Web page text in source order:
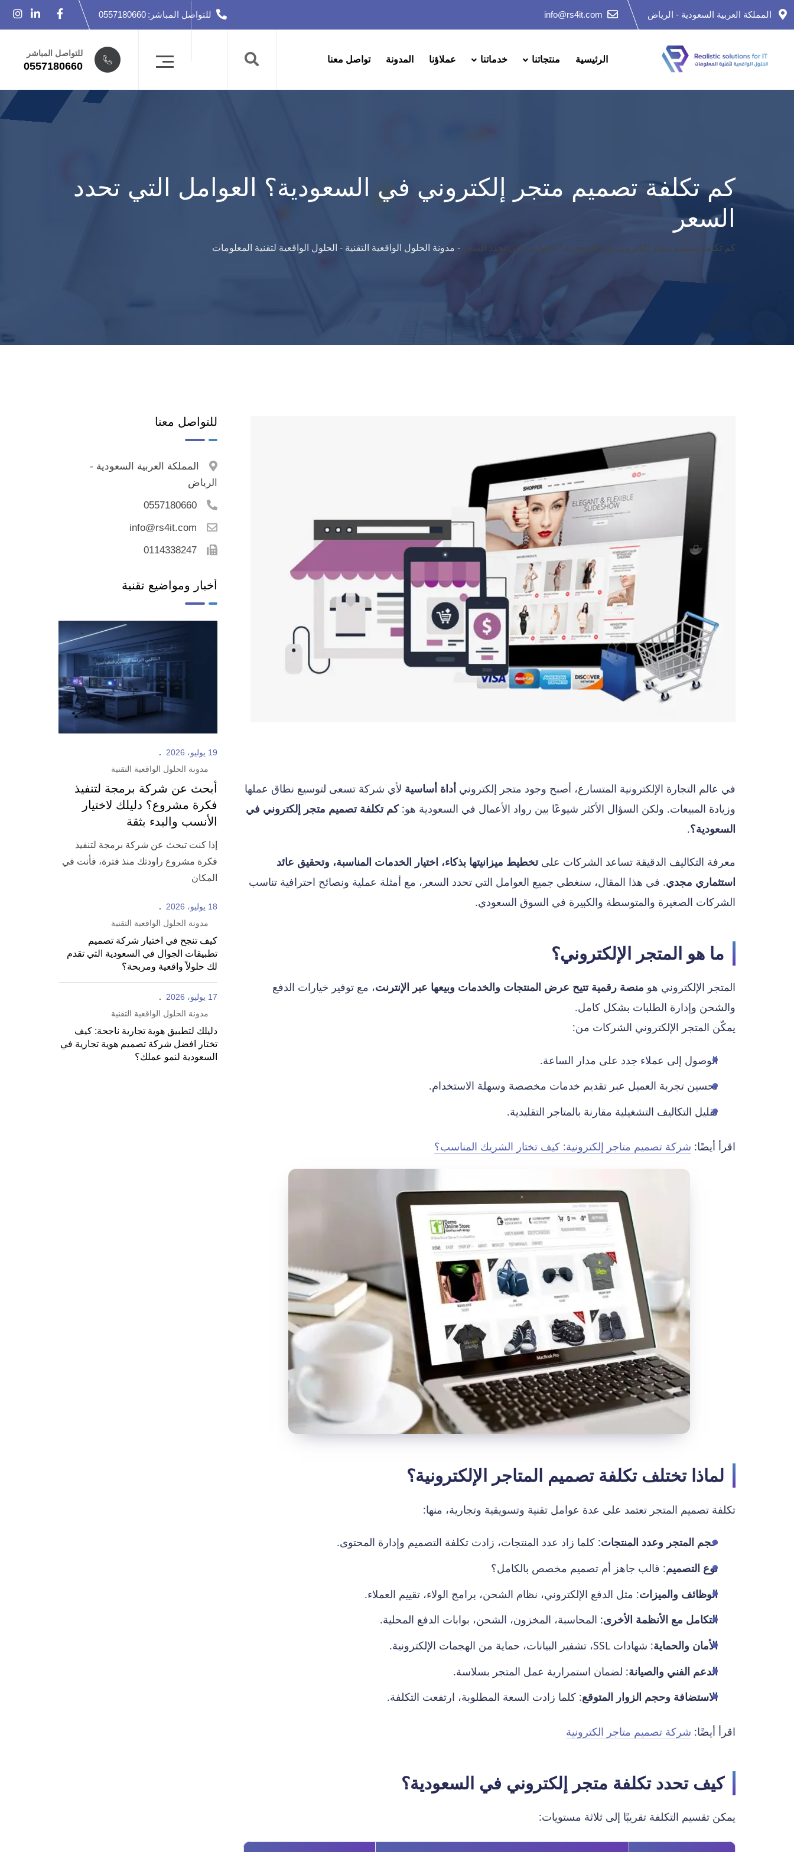
Skip
المملكة العربية السعودية - الرياض info@rs4it.com للتواصل المباشر: 0557180660
الرئيسية منتجاتنا خدماتنا عملاؤنا المدونة تواصل معنا
للتواصل المباشر
0557180660
كم تكلفة تصميم متجر إلكتروني في السعودية؟ العوامل التي تحدد
السعر
كم تكلفة تصميم متجر إلكتروني في السعودية؟ العوامل التي تحدد السعر - مدونة الحلول الواقعية التقنية - الحلول الواقعية لتقنية المعلومات
في عالم التجارة الإلكترونية المتسارع، أصبح وجود متجر إلكتروني أداة أساسية لأي شركة تسعى لتوسيع نطاق عملها
وزيادة المبيعات. ولكن السؤال الأكثر شيوعًا بين رواد الأعمال في السعودية هو:كم تكلفة تصميم متجر إلكتروني في
السعودية؟.
معرفة التكاليف الدقيقة تساعد الشركات علىتخطيط ميزانيتها بذكاء، اختيار الخدمات المناسبة، وتحقيق عائد
استثماري مجدي. في هذا المقال، سنغطي جميع العوامل التي تحدد السعر، مع أمثلة عملية ونصائح احترافية تناسب
الشركات الصغيرة والمتوسطة والكبيرة في السوق السعودي.
ما هو المتجر الإلكتروني؟
المتجر الإلكتروني هو منصة رقمية تتيح عرض المنتجات والخدمات وبيعها عبر الإنترنت، مع توفير خيارات الدفع
والشحن وإدارة الطلبات بشكل كامل.
يمكّن المتجر الإلكتروني الشركات من:
الوصول إلى عملاء جدد على مدار الساعة.
تحسين تجربة العميل عبر تقديم خدمات مخصصة وسهلة الاستخدام.
تقليل التكاليف التشغيلية مقارنة بالمتاجر التقليدية.
اقرأ أيضًا: شركة تصميم متاجر إلكترونية: كيف تختار الشريك المناسب؟
لماذا تختلف تكلفة تصميم المتاجر الإلكترونية؟
تكلفة تصميم المتجر تعتمد على عدة عوامل تقنية وتسويقية وتجارية، منها:
حجم المتجر وعدد المنتجات: كلما زاد عدد المنتجات، زادت تكلفة التصميم وإدارة المحتوى.
نوع التصميم: قالب جاهز أم تصميم مخصص بالكامل؟
الوظائف والميزات: مثل الدفع الإلكتروني، نظام الشحن، برامج الولاء، تقييم العملاء.
التكامل مع الأنظمة الأخرى: المحاسبة، المخزون، الشحن، بوابات الدفع المحلية.
الأمان والحماية: شهادات SSL، تشفير البيانات، حماية من الهجمات الإلكترونية.
الدعم الفني والصيانة: لضمان استمرارية عمل المتجر بسلاسة.
الاستضافة وحجم الزوار المتوقع: كلما زادت السعة المطلوبة، ارتفعت التكلفة.
اقرأ أيضًا: شركة تصميم متاجر الكترونية
كيف تحدد تكلفة متجر إلكتروني في السعودية؟
يمكن تقسيم التكلفة تقريبًا إلى ثلاثة مستويات:
للتواصل معنا
المملكة العربية السعودية -
الرياض
0557180660
info@rs4it.com
0114338247
أخبار ومواضيع تقنية
19 يوليو، 2026
مدونة الحلول الواقعية التقنية
أبحث عن شركة برمجة لتنفيذ
فكرة مشروع؟ دليلك لاختيار
الأنسب والبدء بثقة
إذا كنت تبحث عن شركة برمجة لتنفيذ
فكرة مشروع راودتك منذ فترة، فأنت في
المكان
18 يوليو، 2026
مدونة الحلول الواقعية التقنية
كيف تنجح في اختيار شركة تصميم
تطبيقات الجوال في السعودية التي تقدم
لك حلولاً واقعية ومربحة؟
17 يوليو، 2026
مدونة الحلول الواقعية التقنية
دليلك لتطبيق هوية تجارية ناجحة: كيف
تختار افضل شركة تصميم هوية تجارية في
السعودية لنمو عملك؟